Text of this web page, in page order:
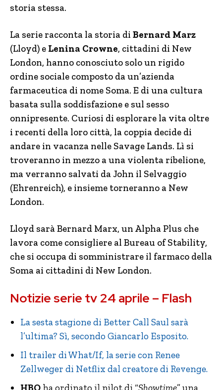
storia stessa.
La serie racconta la storia di Bernard Marz
(Lloyd) e Lenina Crowne, cittadini di New
London, hanno conosciuto solo un rigido
ordine sociale composto da un’azienda
farmaceutica di nome Soma. E di una cultura
basata sulla soddisfazione e sul sesso
onnipresente. Curiosi di esplorare la vita oltre
i recenti della loro città, la coppia decide di
andare in vacanza nelle Savage Lands. Lì si
troveranno in mezzo a una violenta ribelione,
ma verranno salvati da John il Selvaggio
(Ehrenreich), e insieme torneranno a New
London.
Lloyd sarà Bernard Marx, un Alpha Plus che
lavora come consigliere al Bureau of Stability,
che si occupa di somministrare il farmaco della
Soma ai cittadini di New London.
Notizie serie tv 24 aprile – Flash
La sesta stagione di Better Call Saul sarà
l’ultima? Sì, secondo Giancarlo Esposito.
Il trailer di What/If, la serie con Renee
Zellweger di Netflix dal creatore di Revenge.